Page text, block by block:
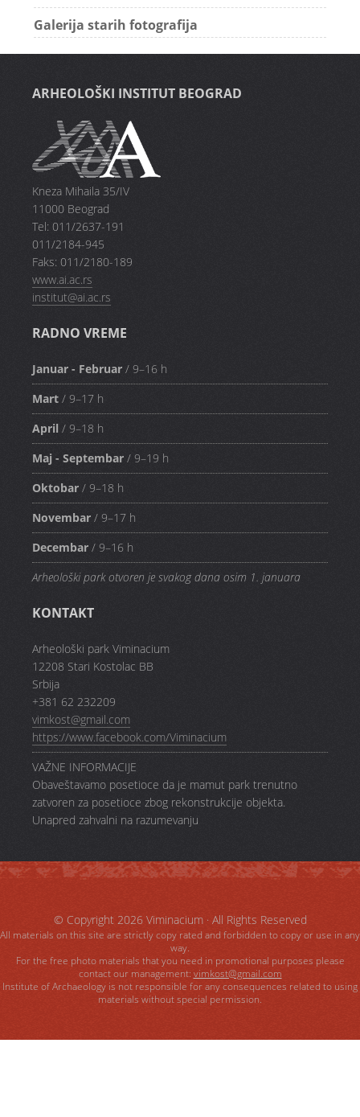
Galerija starih fotografija
ARHEOLOŠKI INSTITUT BEOGRAD
Kneza Mihaila 35/IV
11000 Beograd
Tel: 011/2637-191
011/2184-945
Faks: 011/2180-189
www.ai.ac.rs
institut@ai.ac.rs
RADNO VREME
Januar - Februar / 9–16 h
Mart / 9–17 h
April / 9–18 h
Maj - Septembar / 9–19 h
Oktobar / 9–18 h
Novembar / 9–17 h
Decembar / 9–16 h
Arheološki park otvoren je svakog dana osim 1. januara
KONTAKT
Arheološki park Viminacium
12208 Stari Kostolac BB
Srbija
+381 62 232209
vimkost@gmail.com
https://www.facebook.com/Viminacium
VAŽNE INFORMACIJE
Obaveštavamo posetioce da je mamut park trenutno
zatvoren za posetioce zbog rekonstrukcije objekta.
Unapred zahvalni na razumevanju
© Copyright 2026 Viminacium· All Rights Reserved
All materials on this site are strictly copy rated and forbidden to copy or use in any
way.
For the free photo materials that you need in promotional purposes please
contact our management: vimkost@gmail.com
Institute of Archaeology is not responsible for any consequences related to using
materials without special permission.